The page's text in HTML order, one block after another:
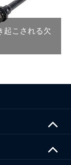
起こされる欠